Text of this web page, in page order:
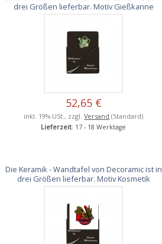
drei Größen lieferbar. Motiv Gießkanne
52,65 €
inkl. 19% USt., zzgl.Versand (Standard)
Lieferzeit: 17 - 18 Werktage
Die Keramik - Wandtafel von Decoramic ist in
drei Größen lieferbar. Motiv Kosmetik